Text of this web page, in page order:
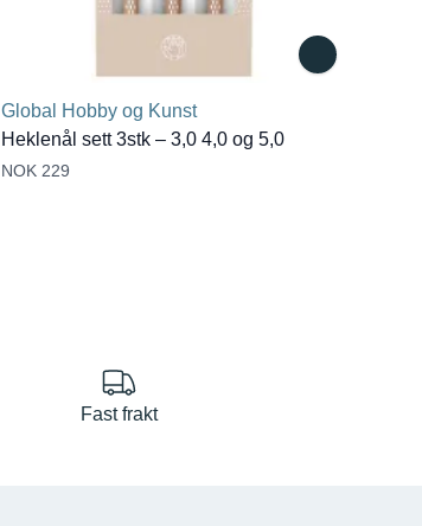
Global Hobby og Kunst
Heklenål sett 3stk – 3,0 4,0 og 5,0
NOK 229
Fast frakt